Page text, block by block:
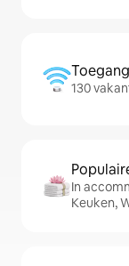
130
In
Keuken,